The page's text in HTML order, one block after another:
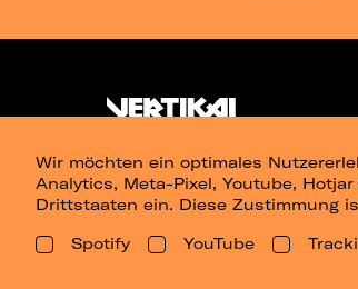
Wir möchten ein optimales
Analytics, Meta-Pixel, Youtube,
Drittstaaten ein. Diese Zustimmung
Spotify
YouTube